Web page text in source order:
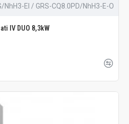
NhH3-EI / GRS-CQ8.0PD/NhH3-E-O
IV DUO 8,3kW